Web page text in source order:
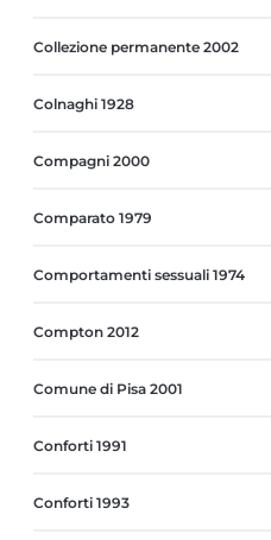
Collezione permanente 2002
Colnaghi 1928
Compagni 2000
Comparato 1979
Comportamenti sessuali 1974
Compton 2012
Comune di Pisa 2001
Conforti 1991
Conforti 1993